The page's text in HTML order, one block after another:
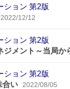
ション 第2版
2022/12/12
ション 第2版
ジメント～当局か
ション 第2版
合い
2022/08/05